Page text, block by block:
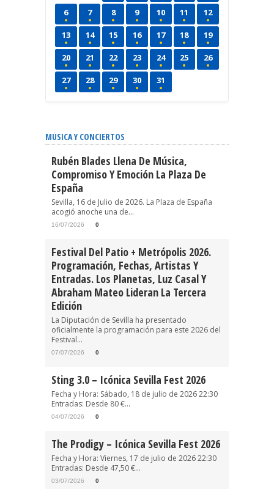
6 7 8 9 10 11 12
13 14 15 16 17 18 19
20 21 22 23 24 25 26
27 28 29 30 31
MÚSICA Y CONCIERTOS
Rubén Blades Llena De Música,
Compromiso Y Emoción La Plaza De
España
Sevilla, 16 de Julio de 2026. La Plaza de España
acogió anoche una de...
16/07/2026 0
Festival Del Patio + Metrópolis 2026.
Programación, Fechas, Artistas Y
Entradas. Los Planetas, Luz Casal Y
Abraham Mateo Lideran La Tercera
Edición
La Diputación de Sevilla ha presentado
oficialmente la programación para este 2026 del
Festival...
07/07/2026 0
Sting 3.0 – Icónica Sevilla Fest 2026
Fecha y Hora: Sábado, 18 de julio de 2026 22:30
Entradas: Desde 80 €...
04/07/2026 0
The Prodigy – Icónica Sevilla Fest 2026
Fecha y Hora: Viernes, 17 de julio de 2026 22:30
Entradas: Desde 47,50 €...
03/07/2026 0